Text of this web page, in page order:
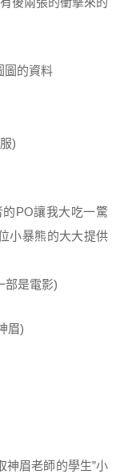
的資料
)
PO讓我大吃一驚
小暴熊的大大提供
部是電影)
眉)
神眉老師的學生”小